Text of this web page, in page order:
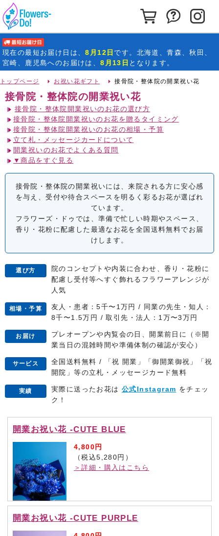
カートを見る
お問い合
現在の最短お届け日 は、8月12日 です。北海道、青森、秋田、
宮崎、鹿児島へのお届けは、8月13日 となります。
トップページ お祝い花ギフト 接骨院・整体院の開業祝い花
接骨院・整体院の開業祝い花
接骨院・整体院開業祝いのお花の選び方
接骨院・整体院開業祝いのお花を贈るタイミング
接骨院・整体院開業祝いのお花の相場・予算
立て札・メッセージカードについて
開業祝いのお花でよくある質問
▼商品をすぐ見る
接骨院・整体院の開業祝いには、来院される方に安心感
を与え、受付や待合スペースを明るく彩るお花が選ばれ
ています。
フラワーズ・ドゥでは、準備で忙しい時期やスペース、
香り・花粉に配慮した最適なお花を全国送料無料でお届
けします。
選び方
院のコンセプトや内装に合わせ、香り・花粉に
配慮し受付等へすぐ飾れるフラワーアレンジが
人気
相場・予算
友人・患者：5千〜1万円 / 同業の先生・知人：
8千〜1.5万円 / 取引先・法人：1万〜3万円
お届け
プレオープンや内覧会の日、開業前日に（※開
業当日の混雑時間や準備体制の確認が安心）
サービス
全国送料無料 / 「祝 開業」「御開業御祝」「祝
開院」等の立札・メッセージカード無料
実績 実際に送ったお花は 公式Instagram をチェッ
ク！
開業お祝い花 -CUTE BLUE
4,800円
（税込5,280円）
＞詳細・購入はこちら
開業お祝い花 -CUTE PURPLE